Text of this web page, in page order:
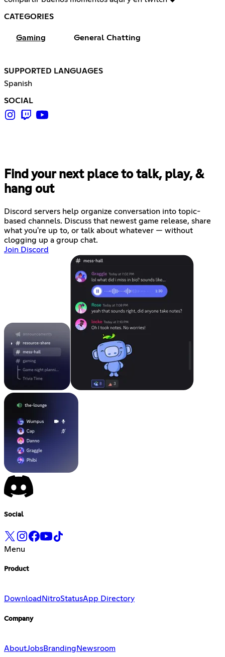
CATEGORIES
Gaming General Chatting
SUPPORTED LANGUAGES
Spanish
SOCIAL
Find your next place to talk, play, &
hang out
Discord servers help organize conversation into topic-
based channels. Discuss that newest game release, share
what you're up to, or talk about whatever — without
clogging up a group chat.
Join Discord
Social
Menu
Product
Download NitroStatusApp Directory
Company
AboutJobsBranding Newsroom